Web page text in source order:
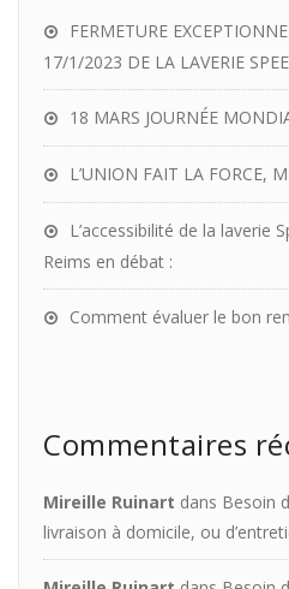
FERMETURE
17/1/2023 DE LA LAVERIE
18 MARS JOURNÉE
L’UNION FAIT LA FORCE,
L’accessibilité de la laverie
Reims en débat :
Comment évaluer le bon
Commentaires
Mireille Ruinart dans Besoin
livraison à domicile, ou